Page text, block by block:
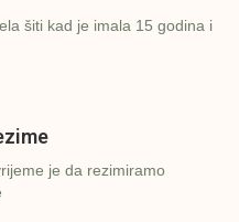
šiti kad je imala 15 godina i
je da rezimiramo